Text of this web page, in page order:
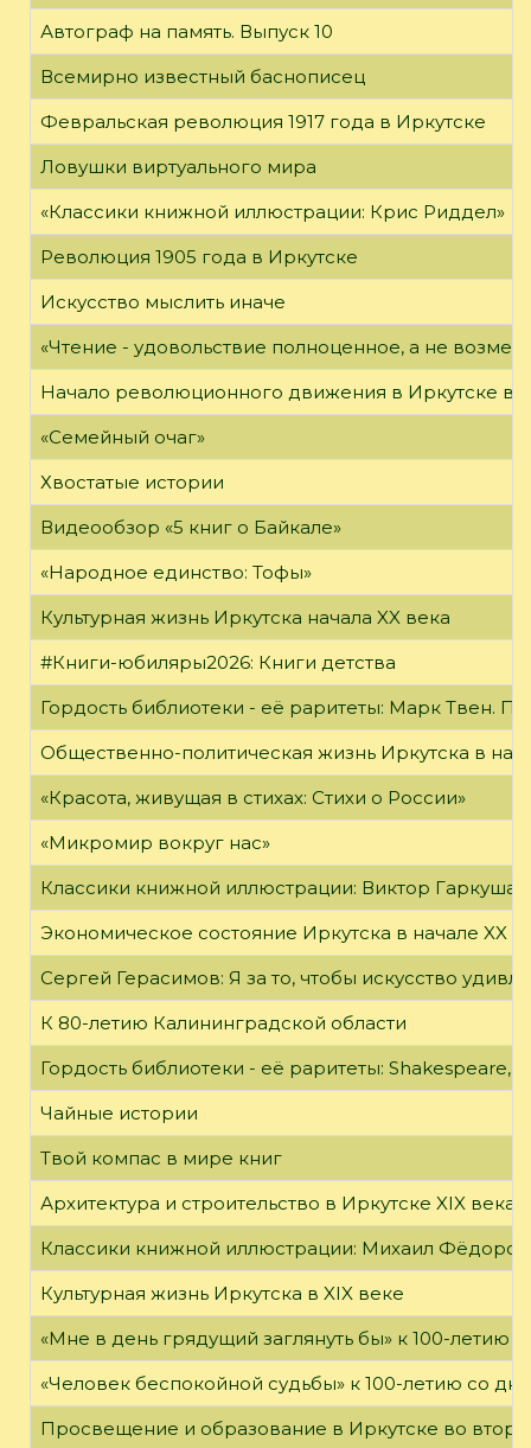
Автограф на память. Выпуск 10
Всемирно известный баснописец
Февральская революция 1917 года в Иркутске
Ловушки виртуального мира
«Классики книжной иллюстрации: Крис Риддел»
Революция 1905 года в Иркутске
Искусство мыслить иначе
«Чтение - удовольствие полноценное, а не
Начало революционного движения в Иркутске в
«Семейный очаг»
Хвостатые истории
Видеообзор «5 книг о Байкале»
«Народное единство: Тофы»
Культурная жизнь Иркутска начала XX века
#Книги-юбиляры2026: Книги детства
Гордость библиотеки - её раритеты: Марк Твен.
Общественно-политическая жизнь Иркутска в
«Красота, живущая в стихах: Стихи о России»
«Микромир вокруг нас»
Классики книжной иллюстрации: Виктор Гаркуша
Экономическое состояние Иркутска в начале XX
Сергей Герасимов: Я за то, чтобы искусство
К 80-летию Калининградской области
Гордость библиотеки - её раритеты: Shakespeare,
Чайные истории
Твой компас в мире книг
Архитектура и строительство в Иркутске XIX века
Классики книжной иллюстрации: Михаил Фёдоров
Культурная жизнь Иркутска в XIX веке
«Мне в день грядущий заглянуть бы» к 100-летию
«Человек беспокойной судьбы» к 100-летию со
Просвещение и образование в Иркутске во